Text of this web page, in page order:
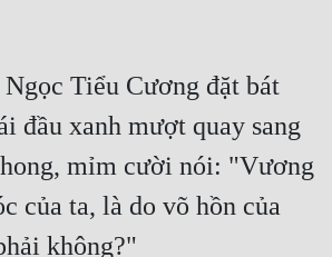
Tiểu Cương đặt bát
đầu xanh mượt quay sang
mỉm cười nói: "Vương
của ta, là do võ hồn của